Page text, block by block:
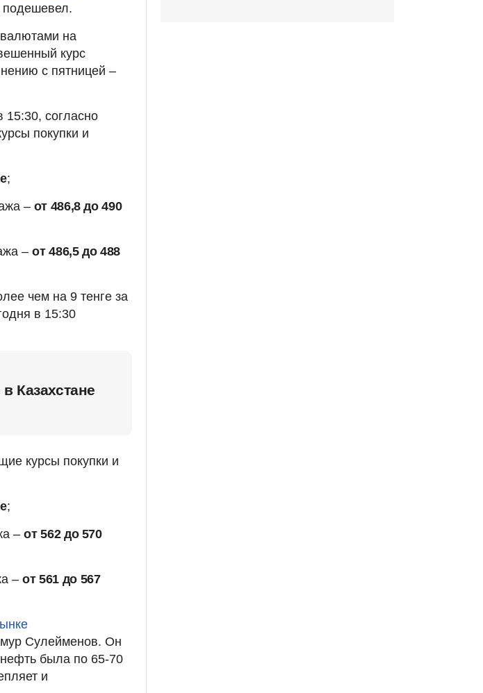
на
курс
с пятницей –
15:30, согласно
покупки и
;
– от 486,8 до 490
–от 486,5 до 488
чем на 9 тенге за
в 15:30
Казахстане
курсы покупки и
;
–от 562 до 570
–от 561 до 567
Сулейменов. Он
нефть была по 65-70
и